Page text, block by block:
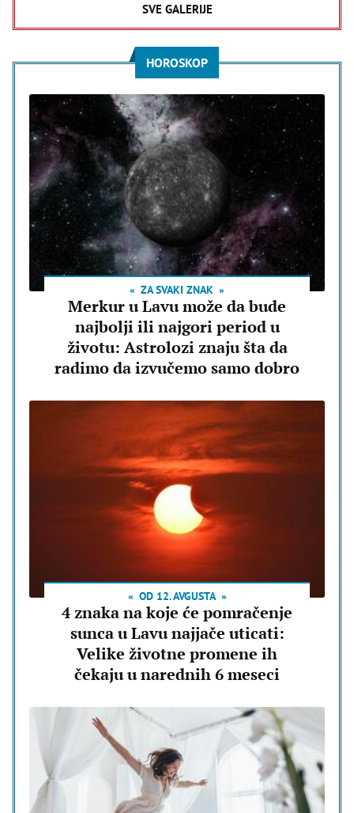
SVE GALERIJE
HOROSKOP
ZA SVAKI ZNAK
Merkur u Lavu može da bude
najbolji ili najgori period u
životu: Astrolozi znaju šta da
radimo da izvučemo samo dobro
OD 12. AVGUSTA
4 znaka na koje će pomračenje
sunca u Lavu najjače uticati:
Velike životne promene ih
čekaju u narednih 6 meseci